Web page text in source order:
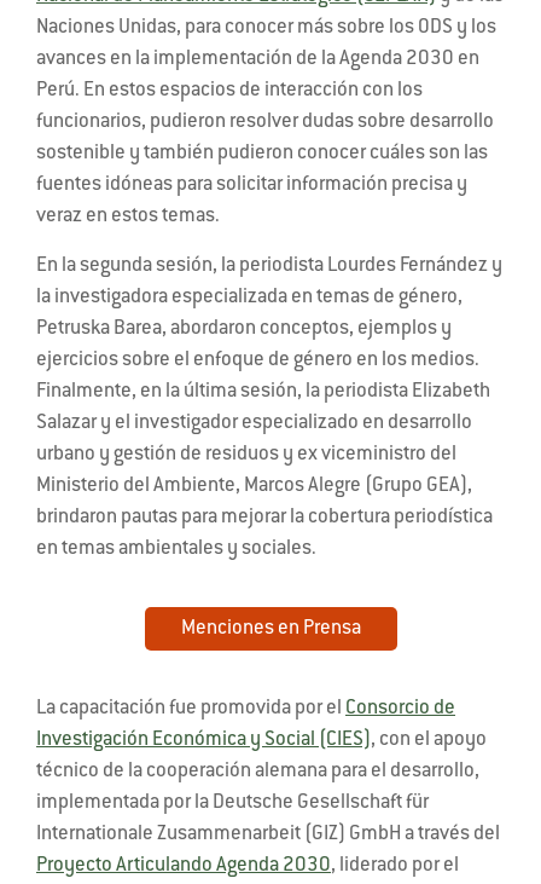
Naciones Unidas, para conocer más sobre los ODS y los
avances en la implementación de la Agenda 2030 en
Perú. En estos espacios de interacción con los
funcionarios, pudieron resolver dudas sobre desarrollo
sostenible y también pudieron conocer cuáles son las
fuentes idóneas para solicitar información precisa y
veraz en estos temas.
En la segunda sesión, la periodista Lourdes Fernández y
la investigadora especializada en temas de género,
Petruska Barea, abordaron conceptos, ejemplos y
ejercicios sobre el enfoque de género en los medios.
Finalmente, en la última sesión, la periodista Elizabeth
Salazar y el investigador especializado en desarrollo
urbano y gestión de residuos y ex viceministro del
Ministerio del Ambiente, Marcos Alegre (Grupo GEA),
brindaron pautas para mejorar la cobertura periodística
en temas ambientales y sociales.
Menciones en Prensa
La capacitación fue promovida por el Consorcio de
Investigación Económica y Social (CIES) , con el apoyo
técnico de la cooperación alemana para el desarrollo,
implementada por la Deutsche Gesellschaft für
Internationale Zusammenarbeit (GIZ) GmbH a través del
Proyecto Articulando Agenda 2030, liderado por el